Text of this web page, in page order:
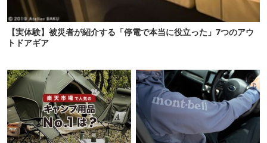
【実体験】被災者が紹介する「停電で本当に役立った」7つのアウ
トドアギア